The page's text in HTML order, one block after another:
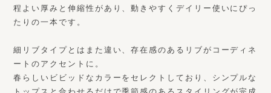
程よい厚みと伸縮性があり、動きやすくデイリー使いにぴっ
たりの一本です。
細リブタイプとはまた違い、存在感のあるリブがコーディネ
ートのアクセントに。
春らしいビビッドなカラーをセレクトしており、シンプルな